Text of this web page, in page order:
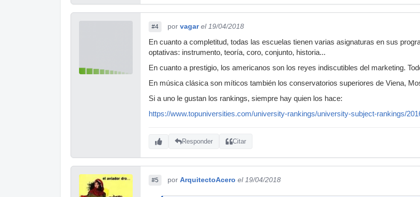
#4 por vagar el 19/04/2018
En cuanto a completitud, todas las escuelas tienen varias asignaturas en sus
optativas: instrumento, teoría, coro, conjunto, historia...
En cuanto a prestigio, los americanos son los reyes indiscutibles del marketing.
En música clásica son míticos también los conservatorios superiores de Viena,
Si a uno le gustan los rankings, siempre hay quien los hace:
https://www.topuniversities.com/university-rankings/university-subject-rankings/
Responder Citar
#5 por ArquitectoAcero el 19/04/2018